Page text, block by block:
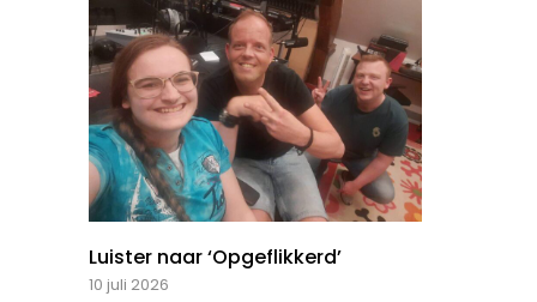
Luister naar ‘Opgeflikkerd’
10 juli 2026